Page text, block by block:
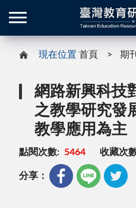
現在位置 首頁 期
網路新興科技
之教學研究發
教學應用為主
點閱次數: 5464 收藏次
分享：